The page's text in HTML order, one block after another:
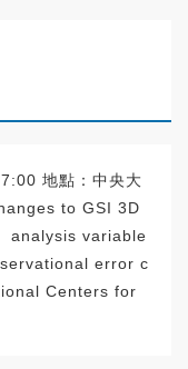
地點：中央大
to GSI 3D
analysis variable
error c
Centers for